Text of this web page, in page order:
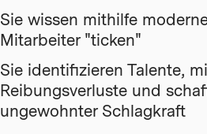
Sie wissen mithilfe
Mitarbeiter "ticken"
Sie identifizieren Talente,
Reibungsverluste und
ungewohnter Schlagkraft